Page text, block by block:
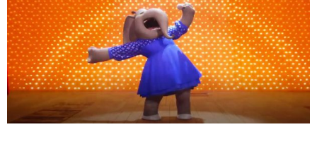
« Dr Wertham / L’homme qui étudia les tueurs en série » - Un Métier à Risque !
Assassin's Creed Black Flag Resynced
« Le Vent dand les Saules » - Une Belle Histoire !